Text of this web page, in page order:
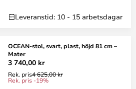
Leveranstid: 10 - 15 arbetsdagar
OCEAN-stol, svart, plast, höjd 81 cm –
Mater
3 740,00 kr
Rek. pris4 625,00 kr
Rek. pris -19%